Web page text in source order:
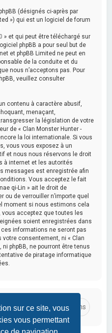
sur ce site, vous
vous permettant
(désignés ci-après par
») qui est un logiciel de forum
» et qui peut être téléchargé sur
phpBB a pour seul but de
et phpBB Limited ne peut en
de la conduite et du
nous n’acceptons pas. Pour
veuillez consulter
contenu à caractère abusif,
menaçant,
la législation de votre
de « Clan Monster Hunter -
la loi internationale. Si vous
vous vous exposez à un
et nous nous réservons le droit
à internet et les autorités
messages est enregistrée afin
Vous acceptez le fait
qi-Lin » ait le droit de
ou de verrouiller n’importe quel
moment si nous estimons cela
vous acceptez que toutes les
soient enregistrées dans
informations ne seront pas
consentement, ni « Clan
ni phpBB, ne pourront être tenus
de piratage informatique